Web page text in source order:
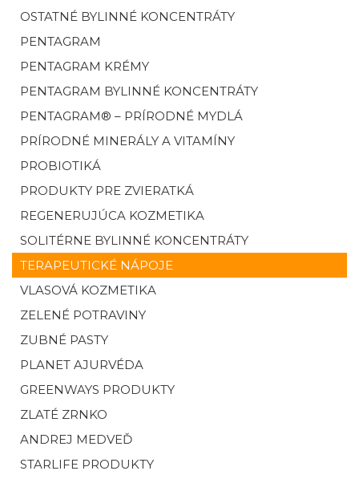
OSTATNÉ BYLINNÉ KONCENTRÁTY
PENTAGRAM
PENTAGRAM KRÉMY
PENTAGRAM BYLINNÉ KONCENTRÁTY
PENTAGRAM® – PRÍRODNÉ MYDLÁ
PRÍRODNÉ MINERÁLY A VITAMÍNY
PROBIOTIKÁ
PRODUKTY PRE ZVIERATKÁ
REGENERUJÚCA KOZMETIKA
SOLITÉRNE BYLINNÉ KONCENTRÁTY
TERAPEUTICKÉ NÁPOJE
VLASOVÁ KOZMETIKA
ZELENÉ POTRAVINY
ZUBNÉ PASTY
PLANET AJURVÉDA
GREENWAYS PRODUKTY
ZLATÉ ZRNKO
ANDREJ MEDVEĎ
STARLIFE PRODUKTY